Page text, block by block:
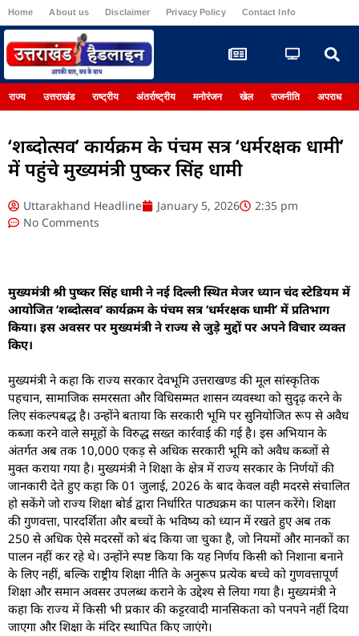
Home About us Disclaimer Privacy Policy Contact Info
राज्य उत्तराखंड राष्ट्रीय अंतर्राष्ट्रीय मनोरंजन खेल राजनीति अपराध
‘शब्दोत्सव’ कार्यक्रम के पंचम सत्र ‘धर्मरक्षक धामी’
में पहुंचे मुख्यमंत्री पुष्कर सिंह धामी
Uttarakhand Headline January 5, 2026
2:35 pm
No Comments
मुख्यमंत्री श्री पुष्कर सिंह धामी ने नई दिल्ली स्थित मेजर ध्यान चंद स्टेडियम में
आयोजित ‘शब्दोत्सव’ कार्यक्रम के पंचम सत्र ‘धर्मरक्षक धामी’ में प्रतिभाग
किया। इस अवसर पर मुख्यमंत्री ने राज्य से जुड़े मुद्दों पर अपने विचार व्यक्त
किए।
मुख्यमंत्री ने कहा कि राज्य सरकार देवभूमि उत्तराखण्ड की मूल सांस्कृतिक
पहचान, सामाजिक समरसता और विधिसम्मत शासन व्यवस्था को सुदृढ़ करने के
लिए संकल्पबद्ध है। उन्होंने बताया कि सरकारी भूमि पर सुनियोजित रूप से अवैध
कब्जा करने वाले समूहों के विरुद्ध सख्त कार्रवाई की गई है। इस अभियान के
अंतर्गत अब तक 10,000 एकड़ से अधिक सरकारी भूमि को अवैध कब्जों से
मुक्त कराया गया है। मुख्यमंत्री ने शिक्षा के क्षेत्र में राज्य सरकार के निर्णयों की
जानकारी देते हुए कहा कि 01 जुलाई, 2026 के बाद केवल वही मदरसे संचालित
हो सकेंगे जो राज्य शिक्षा बोर्ड द्वारा निर्धारित पाठ्यक्रम का पालन करेंगे। शिक्षा
की गुणवत्ता, पारदर्शिता और बच्चों के भविष्य को ध्यान में रखते हुए अब तक
250 से अधिक ऐसे मदरसों को बंद किया जा चुका है, जो नियमों और मानकों का
पालन नहीं कर रहे थे। उन्होंने स्पष्ट किया कि यह निर्णय किसी को निशाना बनाने
के लिए नहीं, बल्कि राष्ट्रीय शिक्षा नीति के अनुरूप प्रत्येक बच्चे को गुणवत्तापूर्ण
शिक्षा और समान अवसर उपलब्ध कराने के उद्देश्य से लिया गया है। मुख्यमंत्री ने
कहा कि राज्य में किसी भी प्रकार की कट्टरवादी मानसिकता को पनपने नहीं दिया
जाएगा और शिक्षा के मंदिर स्थापित किए जाएंगे।